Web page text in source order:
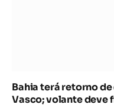
Bahia terá retorno
Vasco; volante deve